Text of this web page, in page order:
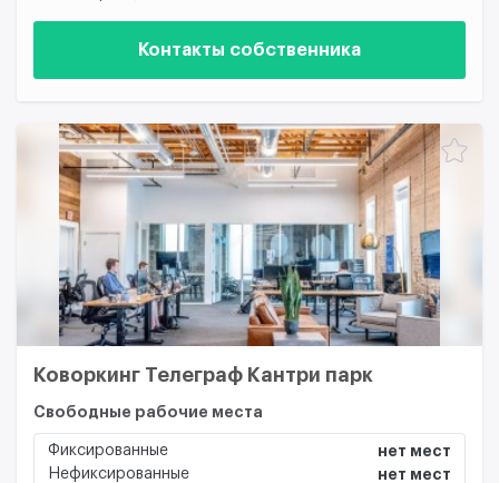
Контакты собственника
Коворкинг Телеграф Кантри парк
Свободные рабочие места
Фиксированные
нет мест
Нефиксированные
нет мест